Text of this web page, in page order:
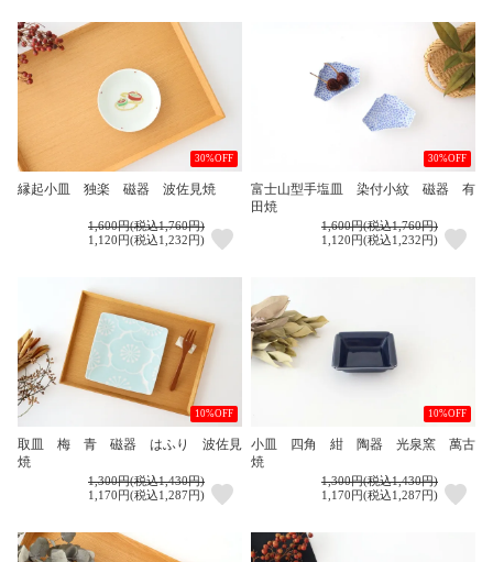
30%OFF
縁起小皿 独楽 磁器 波佐見焼
1,600円(税込1,760円)
1,120円(税込1,232円)
30%OFF
富士山型手塩皿 染付小紋 磁器 有
田焼
1,600円(税込1,760円)
1,120円(税込1,232円)
10%OFF
取皿 梅 青 磁器 はふり 波佐見
焼
1,300円(税込1,430円)
1,170円(税込1,287円)
10%OFF
小皿 四角 紺 陶器 光泉窯 萬古
焼
1,300円(税込1,430円)
1,170円(税込1,287円)